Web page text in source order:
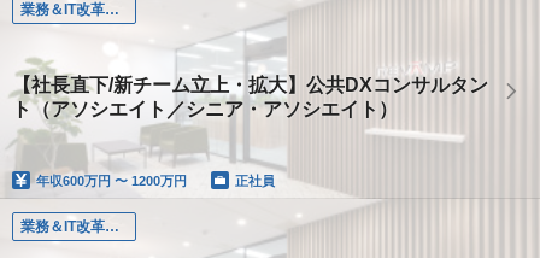
業務＆IT改革コンサルタント
【社長直下/新チーム立上・拡大】公共DXコンサルタン
ト（アソシエイト／シニア・アソシエイト）
年収600万円 〜 1200万円 正社員
業務＆IT改革コンサルタント